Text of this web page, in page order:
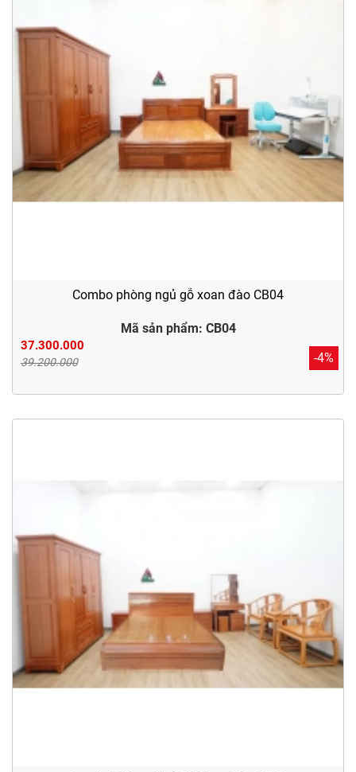
Combo phòng ngủ gỗ xoan đào CB04
Mã sản phẩm: CB04
37.300.000
39.200.000 -4%